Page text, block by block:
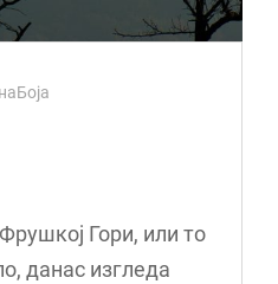
Гори, или то
данас изгледа